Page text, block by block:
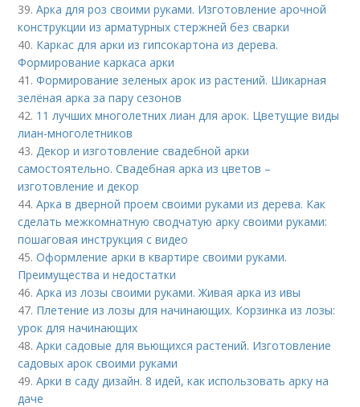
39.Арка для роз своими руками. Изготовление арочной
конструкции из арматурных стержней без сварки
40. Каркас для арки из гипсокартона из дерева.
Формирование каркаса арки
41.Формирование зеленых арок из растений. Шикарная
зелёная арка за пару сезонов
42. 11 лучших многолетних лиан для арок. Цветущие виды
лиан-многолетников
43. Декор и изготовление свадебной арки
самостоятельно. Свадебная арка из цветов –
изготовление и декор
44.Арка в дверной проем своими руками из дерева. Как
сделать межкомнатную сводчатую арку своими руками:
пошаговая инструкция с видео
45.Оформление арки в квартире своими руками.
Преимущества и недостатки
46.Арка из лозы своими руками. Живая арка из ивы
47. Плетение из лозы для начинающих. Корзинка из лозы:
урок для начинающих
48.Арки садовые для вьющихся растений. Изготовление
садовых арок своими руками
49.Арки в саду дизайн. 8 идей, как использовать арку на
даче